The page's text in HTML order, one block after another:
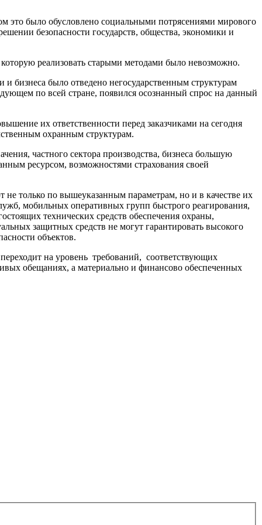
это было обусловлено социальными потрясениями мирового
безопасности государств, общества, экономики и
реализовать старыми методами было невозможно.
бизнеса было отведено негосударственным структурам
по всей стране, появился осознанный спрос на данный
их ответственности перед заказчиками на сегодня
охранным структурам.
частного сектора производства, бизнеса большую
ресурсом, возможностями страхования своей
не только по вышеуказанным параметрам, но и в качестве их
мобильных оперативных групп быстрого реагирования,
технических средств обеспечения охраны,
защитных средств не могут гарантировать высокого
объектов.
на уровень требований, соответствующих
обещаниях, а материально и финансово обеспеченных